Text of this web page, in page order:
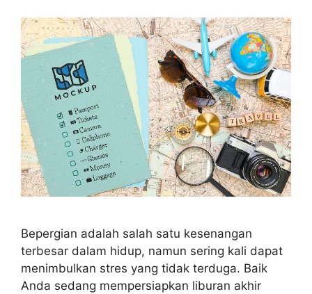
Bepergian adalah salah satu kesenangan
terbesar dalam hidup, namun sering kali dapat
menimbulkan stres yang tidak terduga. Baik
Anda sedang mempersiapkan liburan akhir